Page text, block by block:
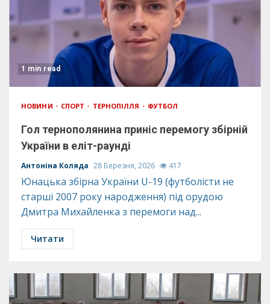
1 min read
НОВИНИ СПОРТ ТЕРНОПІЛЛЯ ФУТБОЛ
Гол тернополянина приніс перемогу збірній
України в еліт-раунді
Антоніна Коляда 28 Березня, 2026 417
Юнацька збірна України U-19 (футболісти не
старші 2007 року народження) під орудою
Дмитра Михайленка з перемоги над...
Читати